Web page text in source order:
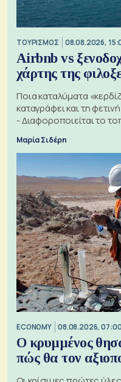
ΤΟΥΡΙΣΜΟΣ 08.08.2026,
Airbnb vs
χάρτης της
Ποια καταλύματα
καταγράφει και τη
- Διαφοροποιείται το
Μαρία Σιδέρη
ECONOMY 08.08.2026, 07:00
Ο κρυμμένος
πώς θα τον